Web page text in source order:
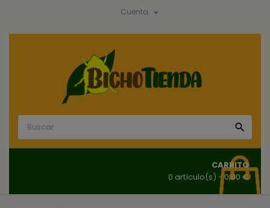
Cuenta 

CARRITO
0 artículo(s) - 0,00 €